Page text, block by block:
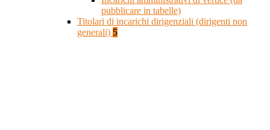
pubblicare in tabelle)
Titolari di incarichi dirigenziali (dirigenti non
generali) 5